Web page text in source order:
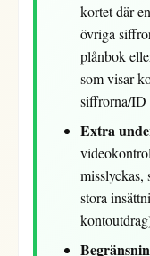
kortet där
övriga
plånbok
som visar
siffrorna/ID
Extra
misslyckas,
stora